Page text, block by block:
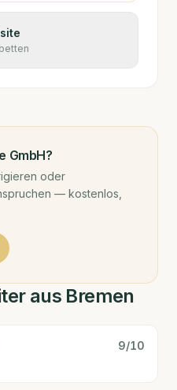
GmbH?
oder
— kostenlos,
aus Bremen
9/10